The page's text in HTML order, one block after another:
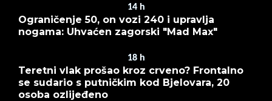
14 h
Ograničenje 50, on vozi 240 i upravlja
nogama: Uhvaćen zagorski "Mad Max"
18 h
Teretni vlak prošao kroz crveno? Frontalno
se sudario s putničkim kod Bjelovara, 20
osoba ozlijeđeno